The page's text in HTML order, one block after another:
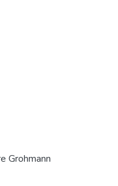
Grohmann